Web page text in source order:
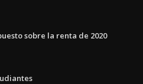
sobre la renta de 2020